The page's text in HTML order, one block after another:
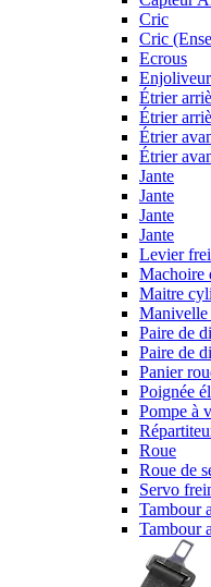
Cric
Cric
Ecrous
Enjoliveur
Étrier
Étrier
Étrier
Étrier
Jante
Jante
Jante
Jante
Levier
Machoire
Maitre
Manivelle
Paire de
Paire de
Panier
Poignée
Pompe à
Roue
Roue de
Servo
Tambour
Tambour